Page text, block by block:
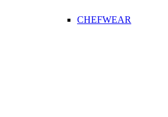
CHEFWEAR